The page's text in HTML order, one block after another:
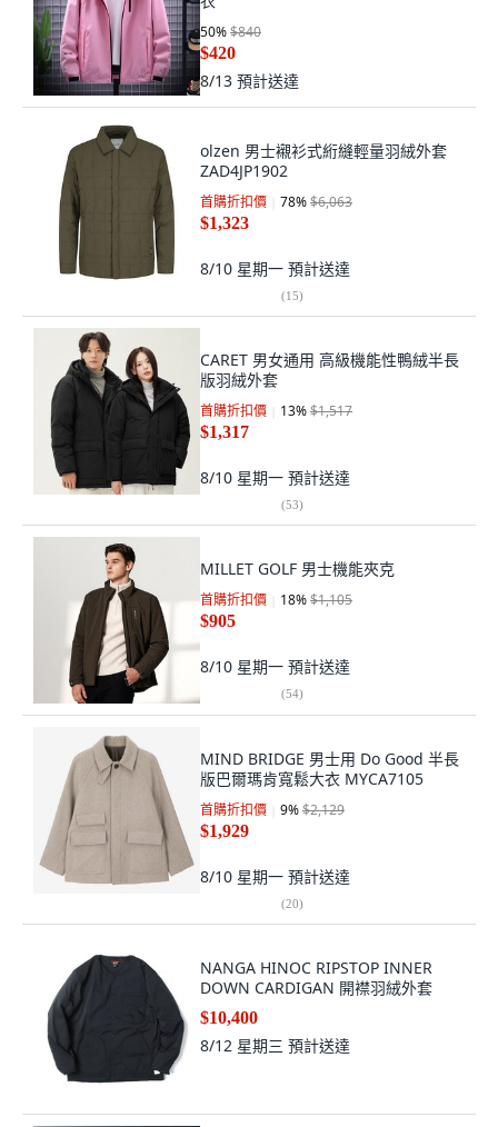
50%$840
$420
8/13 預計送達
olzen 男士襯衫式絎縫輕量羽絨外套
ZAD4JP1902
首購折扣價 78%$6,063
$1,323
8/10 星期一 預計送達
(15)
CARET 男女通用 高級機能性鴨絨半長
版羽絨外套
首購折扣價 13%$1,517
$1,317
8/10 星期一 預計送達
(53)
MILLET GOLF 男士機能夾克
首購折扣價 18%$1,105
$905
8/10 星期一 預計送達
(54)
MIND BRIDGE 男士用 Do Good 半長
版巴爾瑪肯寬鬆大衣 MYCA7105
首購折扣價 9%$2,129
$1,929
8/10 星期一 預計送達
(20)
NANGA HINOC RIPSTOP INNER
DOWN CARDIGAN 開襟羽絨外套
$10,400
8/12 星期三 預計送達